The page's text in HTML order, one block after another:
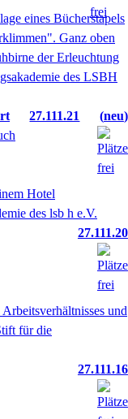
27.111.21
neu
27.111.20
27.111.16